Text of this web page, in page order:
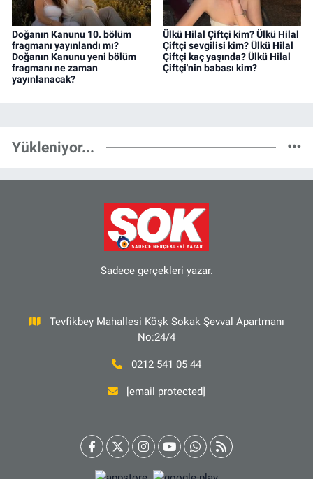
Doğanın Kanunu 10. bölüm
fragmanı yayınlandı mı?
Doğanın Kanunu yeni bölüm
fragmanı ne zaman
yayınlanacak?
Ülkü Hilal Çiftçi kim? Ülkü Hilal
Çiftçi sevgilisi kim? Ülkü Hilal
Çiftçi kaç yaşında? Ülkü Hilal
Çiftçi'nin babası kim?
Yükleniyor...
Sadece gerçekleri yazar.
Tevfikbey Mahallesi Köşk Sokak Şevval Apartmanı
No:24/4
0212 541 05 44
[email protected]